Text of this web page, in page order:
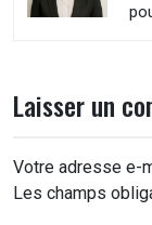
Laisser un
Votre adresse e-
Les champs